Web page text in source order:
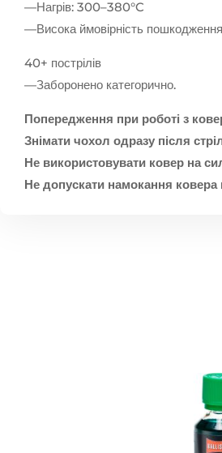
—Нагрів: 300–380°C
—Висока ймовірність
40+ пострілів
—Заборонено категорично.
Попередження при роботі з
Знімати чохол одразу після
Не використовувати ковер на
Не допускати намокання ковера